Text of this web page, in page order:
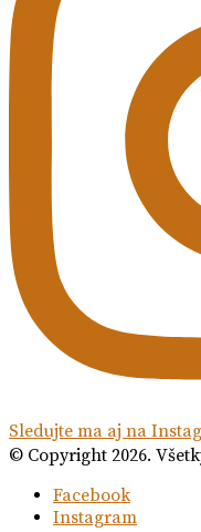
Sledujte ma aj na
© Copyright 2026.
Facebook
Instagram